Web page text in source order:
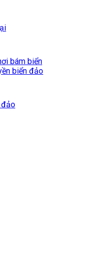
bám biển
biển đảo
đảo